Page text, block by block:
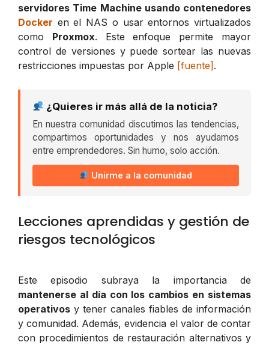
servidores Time Machine usando contenedores
Docker en el NAS o usar entornos virtualizados
como Proxmox. Este enfoque permite mayor
control de versiones y puede sortear las nuevas
restricciones impuestas por Apple [fuente].
¿Quieres ir más allá de la noticia?
En nuestra comunidad discutimos las tendencias,
compartimos oportunidades y nos ayudamos
entre emprendedores. Sin humo, solo acción.
Unirme a la comunidad
Lecciones aprendidas y gestión de
riesgos tecnológicos
Este episodio subraya la importancia de
mantenerse al día con los cambios en sistemas
operativos y tener canales fiables de información
y comunidad. Además, evidencia el valor de contar
con procedimientos de restauración alternativos y